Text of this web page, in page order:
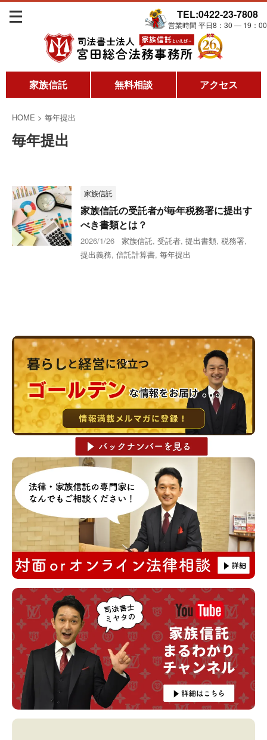
TEL:0422-23-7808
営業時間 平日8：30 ― 19：00
家族信託 無料相談 アクセス
HOME > 毎年提出
毎年提出
家族信託
家族信託の受託者が毎年税務署に提出す
べき書類とは？
2026/1/26 家族信託, 受託者, 提出書類, 税務署,
提出義務, 信託計算書, 毎年提出